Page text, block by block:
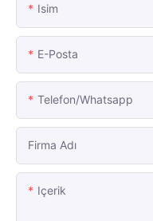
Isim
E-Posta
Telefon/whatsapp
Firma Adı
Içerik